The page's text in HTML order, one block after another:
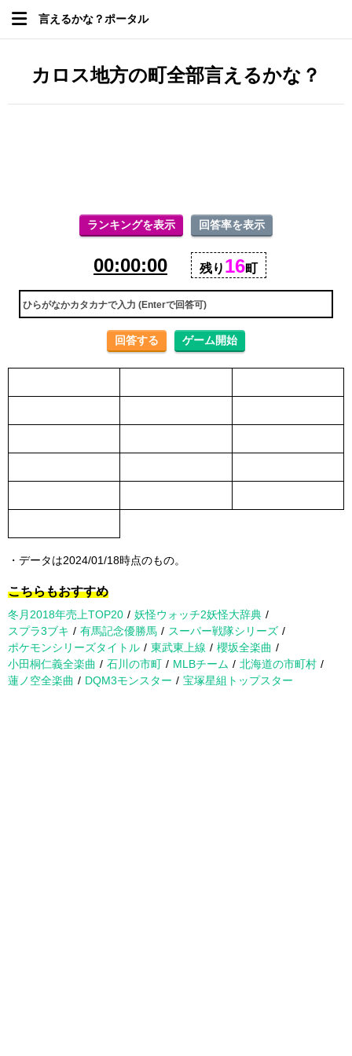
言えるかな？ポータル
カロス地方の町全部言えるかな？
ランキングを表示 回答率を表示
00:00:00 残り 16町
・データは2024/01/18時点のもの。
こちらもおすすめ
冬月2018年売上TOP20
妖怪ウォッチ2妖怪大辞典
スプラ3ブキ
有馬記念優勝馬
スーパー戦隊シリーズ
ポケモンシリーズタイトル
東武東上線
櫻坂全楽曲
小田桐仁義全楽曲
石川の市町 MLBチーム
北海道の市町村
蓮ノ空全楽曲
DQM3モンスター 宝塚星組トップスター